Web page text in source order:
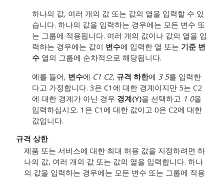
하나의 값, 여러 개의 값 또는 값의 열을 입력할 수 있
습니다. 하나의 값을 입력하는 경우에는 모든 변수 또
는 그룹에 적용됩니다. 여러 개의 값이나 값의 열을 입
력하는 경우에는 값이 변수에 입력한 열 또는 기준 변
수 열의 그룹에 순차적으로 해당됩니다.
예를 들어, 변수에 C1 C2, 규격 하한에 3 5를 입력한
다고 가정합니다. 3은 C1에 대한 경계이지만 5는 C2
에 대한 경계가 아닌 경우 경계(Y)을 선택하고 1 0을
입력하십시오. 1은 C1에 대한 값이고 0은 C2에 대한
값입니다.
규격 상한
제품 또는 서비스에 대한 최대 허용 값을 지정하려면 하
나의 값, 여러 개의 값 또는 값의 열을 입력합니다. 하나
의 값을 입력하는 경우에는 모든 변수 또는 그룹에 적용